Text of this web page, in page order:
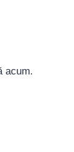
acum.